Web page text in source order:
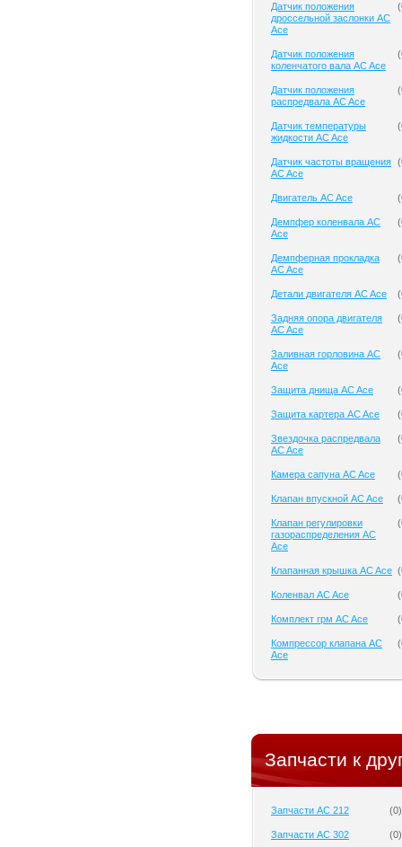
Датчик положения
дроссельной заслонки AC
Ace
(
Датчик положения
коленчатого вала AC Ace
(
Датчик положения
распредвала AC Ace
(
Датчик температуры
жидкости AC Ace
(
Датчик частоты вращения
AC Ace
(
Двигатель AC Ace (
Демпфер коленвала AC
Ace
(
Демпферная прокладка
AC Ace
(
Детали двигателя AC Ace (
Задняя опора двигателя
AC Ace
(
Заливная горловина AC
Ace
(
Защита днища AC Ace (
Защита картера AC Ace (
Звездочка распредвала
AC Ace
(
Камера сапуна AC Ace (
Клапан впускной AC Ace (
Клапан регулировки
газораспределения AC
Ace
(
Клапанная крышка AC Ace (
Коленвал AC Ace (
Комплект грм AC Ace (
Компрессор клапана AC
Ace
(
Запчасти к
Запчасти AC 212 (0)
Запчасти AC 302 (0)